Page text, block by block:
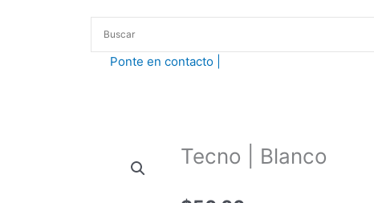
Ponte en contacto |​
Tecno | Blanco